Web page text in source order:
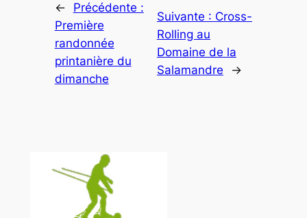
←
Précédente :
Première
randonnée
printanière du
dimanche
Suivante : Cross-
Rolling au
Domaine de la
Salamandre
→